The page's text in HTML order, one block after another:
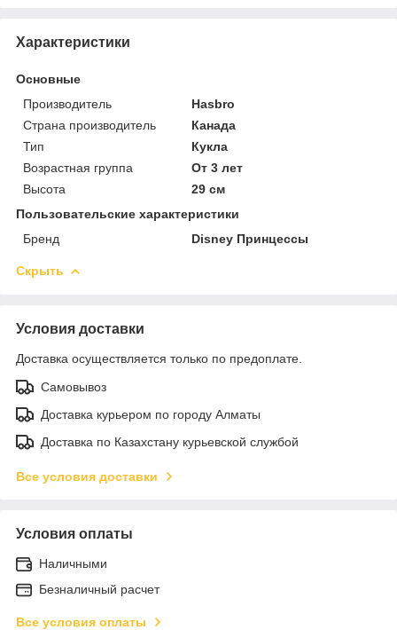
Характеристики
Основные
Производитель
Hasbro
Страна производитель
Канада
Тип
Кукла
Возрастная группа
От 3 лет
Высота
29 см
Пользовательские характеристики
Бренд
Disney Принцессы
Скрыть
Условия доставки
Доставка осуществляется только по предоплате.
Самовывоз
Доставка курьером по городу Алматы
Доставка по Казахстану курьевской службой
Все условия доставки
Условия оплаты
Наличными
Безналичный расчет
Все условия оплаты